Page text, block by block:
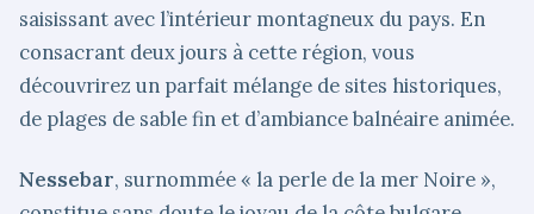
saisissant avec l’intérieur montagneux du pays. En
consacrant deux jours à cette région, vous
découvrirez un parfait mélange de sites historiques,
de plages de sable fin et d’ambiance balnéaire animée.
Nessebar, surnommée « la perle de la mer Noire »,